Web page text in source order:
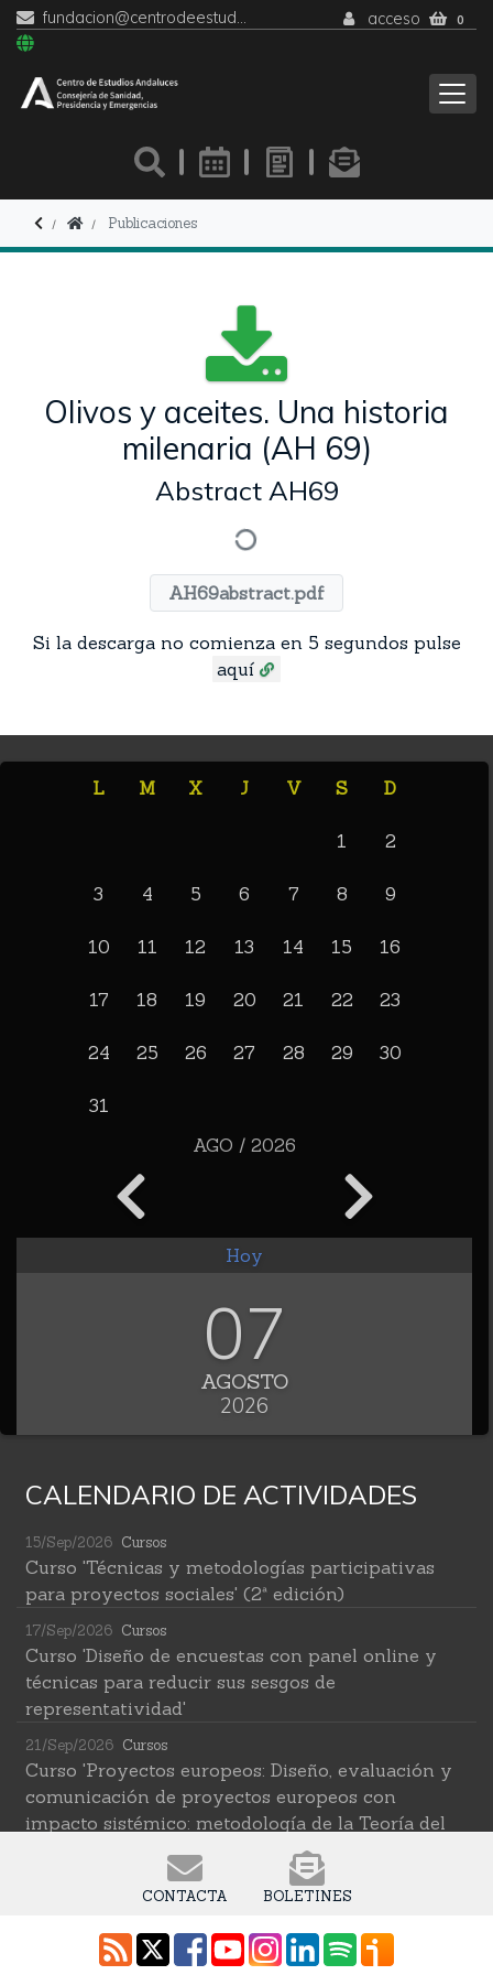
fundacion@centrodeestudiosandaluces.es acceso 0
Publicaciones
Olivos y aceites. Una historia
milenaria (AH 69)
Abstract AH69
AH69abstract.pdf
Si la descarga no comienza en 5 segundos pulse
aquí
L M X J V S D
1 2
3 4 5 6 7 8 9
10 11 12 13 14 15 16
17 18 19 20 21 22 23
24 25 26 27 28 29 30
31
AGO / 2026
Hoy
07
AGOSTO
2026
CALENDARIO DE ACTIVIDADES
15/Sep/2026 Cursos
Curso 'Técnicas y metodologías participativas
para proyectos sociales' (2ª edición)
17/Sep/2026 Cursos
Curso 'Diseño de encuestas con panel online y
técnicas para reducir sus sesgos de
representatividad'
21/Sep/2026 Cursos
Curso 'Proyectos europeos: Diseño, evaluación y
comunicación de proyectos europeos con
impacto sistémico: metodología de la Teoría del
Cambio transformativa'
Cursos
ciencias sociales' (2ª edición)
CONTACTA BOLETINES